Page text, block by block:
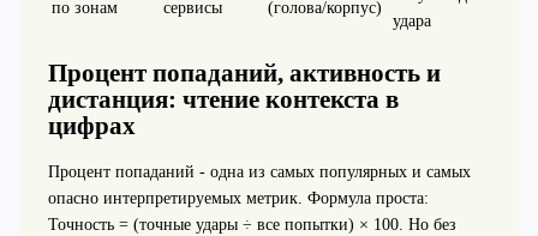
по зонам сервисы (голова/корпус)
удара
Процент попаданий, активность и
дистанция: чтение контекста в
цифрах
Процент попаданий - одна из самых популярных и самых
опасно интерпретируемых метрик. Формула проста:
Точность = (точные удары ÷ все попытки) × 100. Но без